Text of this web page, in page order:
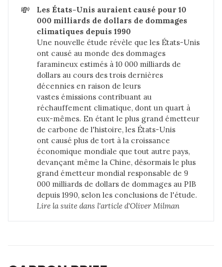
💸
Les États-Unis auraient causé pour 10
000 milliards de dollars de dommages
climatiques depuis 1990
Une nouvelle étude révèle que les États-Unis
ont causé au monde des dommages
faramineux estimés à 10 000 milliards de
dollars au cours des trois dernières
décennies en raison de leurs
vastes émissions contribuant au
réchauffement climatique, dont un quart à
eux-mêmes. En étant le plus grand émetteur
de carbone de l'histoire, les États-Unis
ont causé plus de tort à la croissance
économique mondiale que tout autre pays,
devançant même la Chine, désormais le plus
grand émetteur mondial responsable de 9
000 milliards de dollars de dommages au PIB
depuis 1990, selon les conclusions de l'étude.
Lire la suite dans l'article d'Oliver Milman